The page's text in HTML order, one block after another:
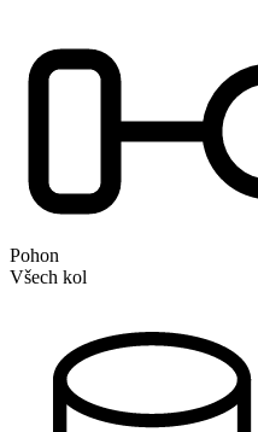
Pohon
Všech kol